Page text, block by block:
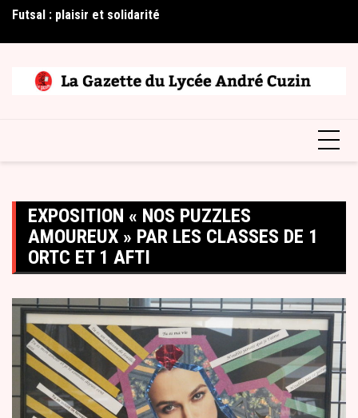
Skip
content
Futsal : plaisir et solidarité
EXPOSITION « NOS PUZZLES
AMOUREUX » PAR LES CLASSES DE 1
ORTC ET 1 AFTI